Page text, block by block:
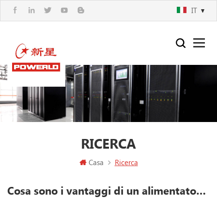
IT
RICERCA
Casa Ricerca
Cosa sono i vantaggi di un alimentatore con PFC? attivo